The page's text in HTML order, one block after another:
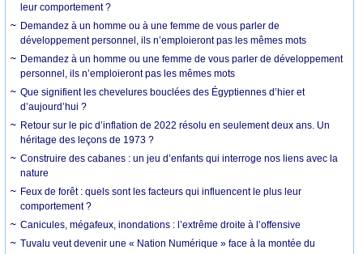
leur comportement ?
Demandez à un homme ou à une femme de vous parler de
développement personnel, ils n’emploieront pas les mêmes mots
Demandez à un homme ou une femme de vous parler de développement
personnel, ils n’emploieront pas les mêmes mots
Que signifient les chevelures bouclées des Égyptiennes d’hier et
d’aujourd’hui ?
Retour sur le pic d’inflation de 2022 résolu en seulement deux ans. Un
héritage des leçons de 1973 ?
Construire des cabanes : un jeu d’enfants qui interroge nos liens avec la
nature
Feux de forêt : quels sont les facteurs qui influencent le plus leur
comportement ?
Canicules, mégafeux, inondations : l’extrême droite à l’offensive
Tuvalu veut devenir une « Nation Numérique » face à la montée du